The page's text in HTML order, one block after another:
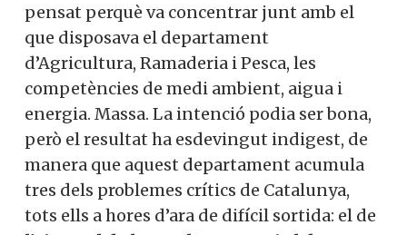
pensat perquè va concentrar junt amb el
que disposava el departament
d’Agricultura, Ramaderia i Pesca, les
competències de medi ambient, aigua i
energia. Massa. La intenció podia ser bona,
però el resultat ha esdevingut indigest, de
manera que aquest departament acumula
tres dels problemes crítics de Catalunya,
tots ells a hores d’ara de difícil sortida: el de